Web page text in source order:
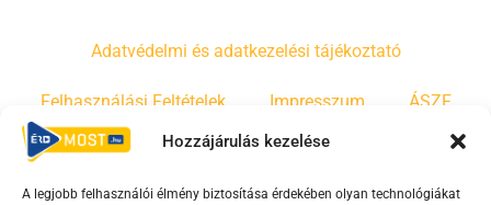
Hozzájárulás kezelése
A legjobb felhasználói élmény biztosítása érdekében olyan technológiákat
Adatvédelmi és adatkezelési tájékoztató
Felhasználási Feltételek Impresszum ÁSZF
Irányelvek Moderálási szabályzat